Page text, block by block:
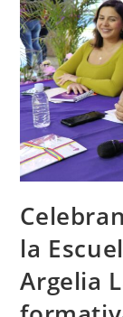
la
Argelia